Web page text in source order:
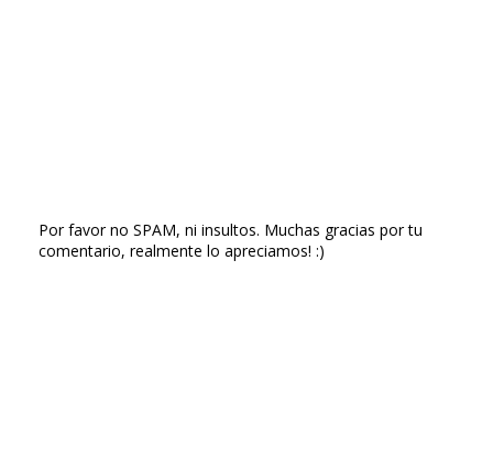
Por favor no SPAM, ni insultos. Muchas gracias por tu
comentario, realmente lo apreciamos! :)